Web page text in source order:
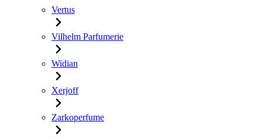
Vertus
Vilhelm Parfumerie
Widian
Xerjoff
Zarkoperfume